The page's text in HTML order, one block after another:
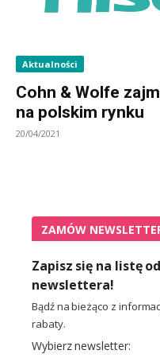
Aktualności
Cohn & Wolfe
na polskim rynku
20/04/2021
ZAMÓW
Zapisz się na listę
newslettera!
Bądź na bieżąco z
rabaty.
Wybierz newsletter: